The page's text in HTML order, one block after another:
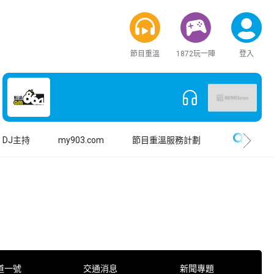
節目重溫 1872玩一陣 登入
DJ主持 my903.com 節目重溫服務計劃
一號 交通消息 新聞專題